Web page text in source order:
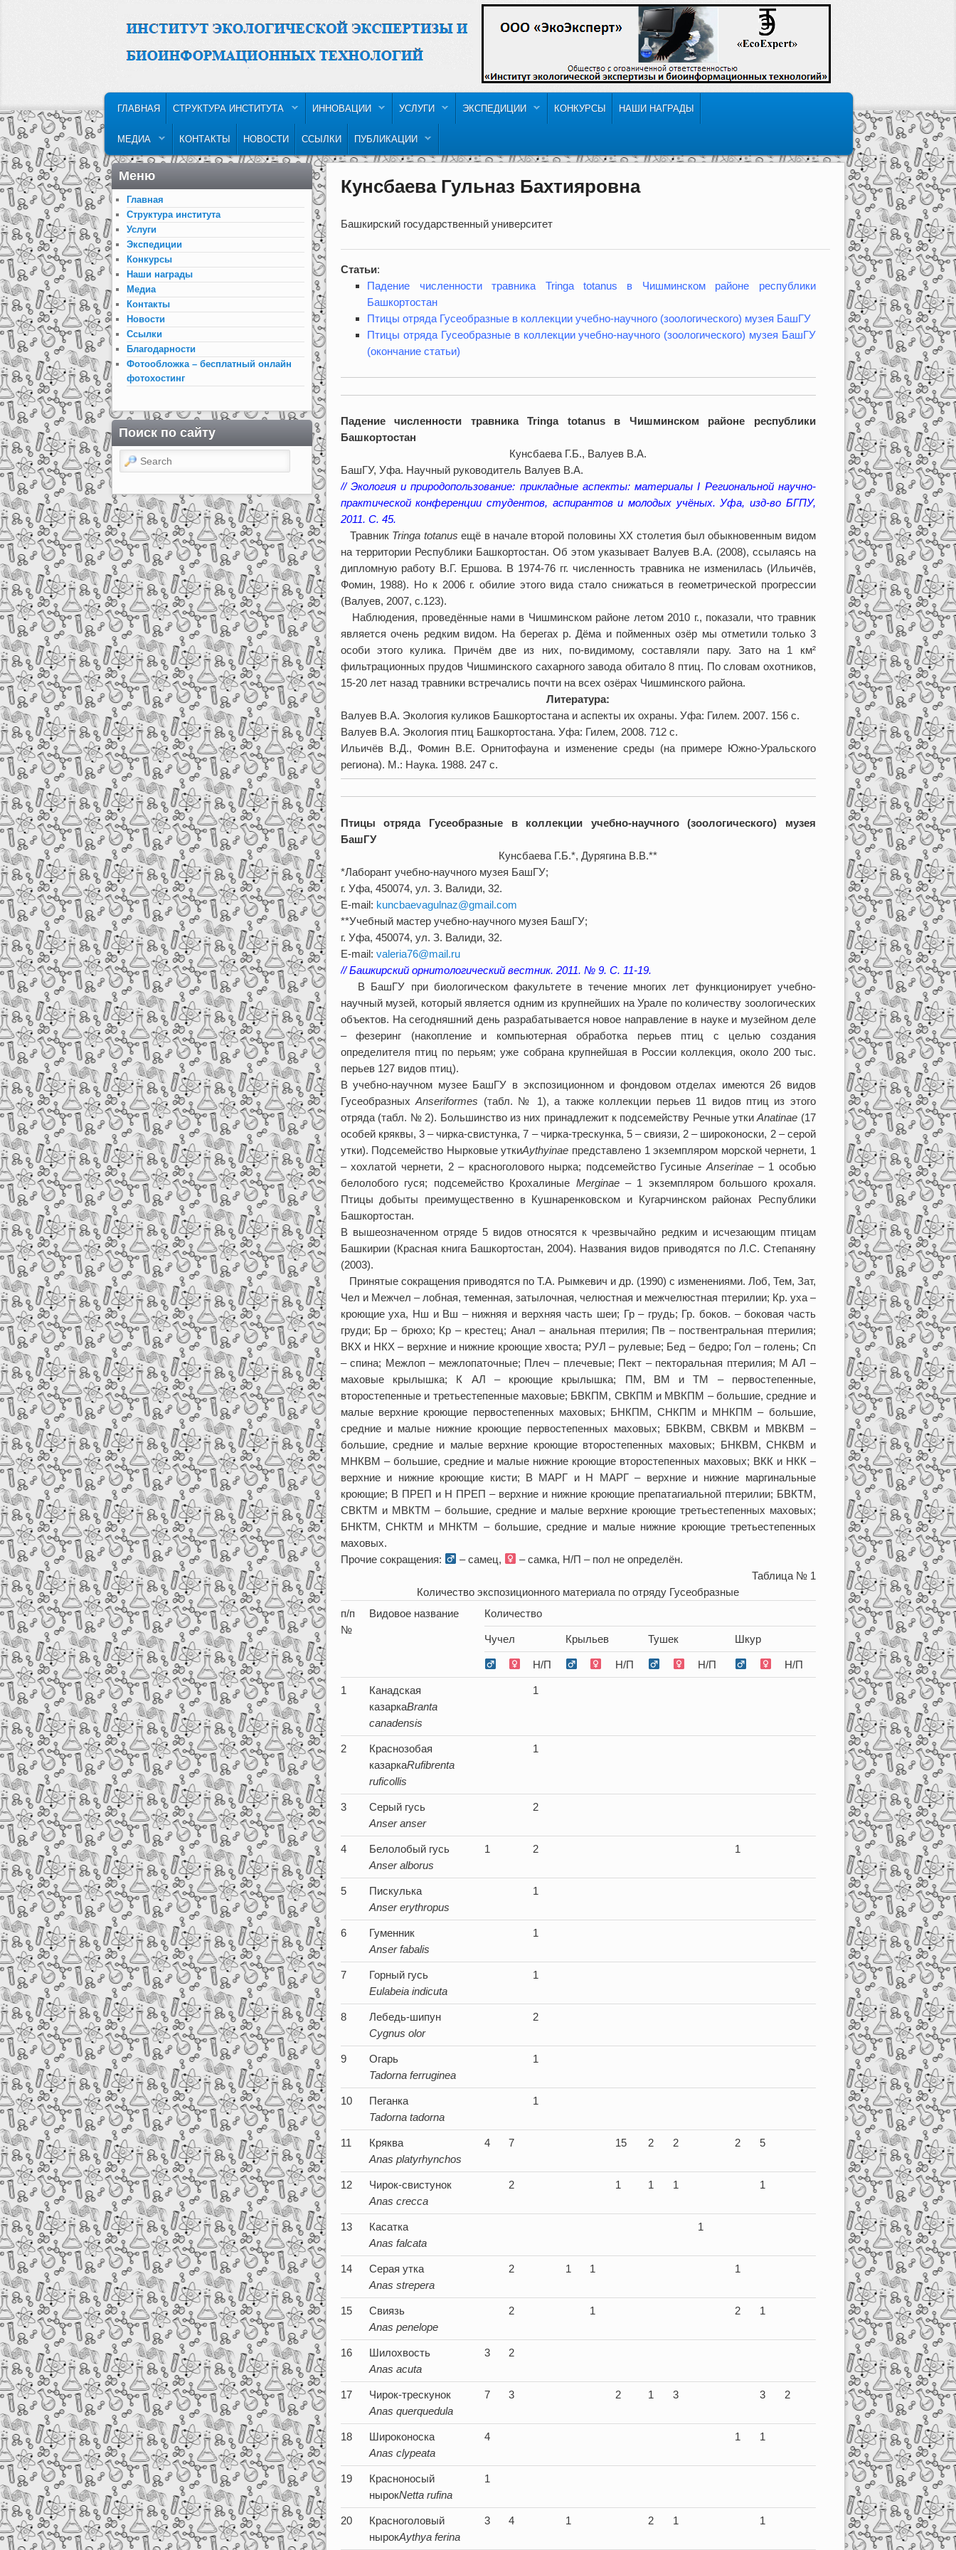
SKIP TO PRIMARY CONTENT
SKIP TO SECONDARY CONTENT
ГЛАВНАЯ СТРУКТУРА ИНСТИТУТА ИННОВАЦИИ УСЛУГИ ЭКСПЕДИЦИИ КОНКУРСЫ НАШИ НАГРАДЫ
МЕДИА КОНТАКТЫ НОВОСТИ ССЫЛКИ ПУБЛИКАЦИИ
Кунсбаева Гульназ Бахтияровна
Башкирский государственный университет
Статьи:
Падение численности травника Tringa totanus в Чишминском районе республики
Башкортостан
Птицы отряда Гусеобразные в коллекции учебно-научного (зоологического) музея БашГУ
Птицы отряда Гусеобразные в коллекции учебно-научного (зоологического) музея БашГУ
(окончание статьи)
Падение численности травника Tringa totanus в Чишминском районе республики
Башкортостан
Кунсбаева Г.Б., Валуев В.А.
БашГУ, Уфа. Научный руководитель Валуев В.А.
// Экология и природопользование: прикладные аспекты: материалы I Региональной научно-
практической конференции студентов, аспирантов и молодых учёных. Уфа, изд-во БГПУ,
2011. С. 45.
Травник Tringa totanus ещё в начале второй половины XX столетия был обыкновенным видом
на территории Республики Башкортостан. Об этом указывает Валуев В.А. (2008), ссылаясь на
дипломную работу В.Г. Ершова. В 1974-76 гг. численность травника не изменилась (Ильичёв,
Фомин, 1988). Но к 2006 г. обилие этого вида стало снижаться в геометрической прогрессии
(Валуев, 2007, с.123).
Наблюдения, проведённые нами в Чишминском районе летом 2010 г., показали, что травник
является очень редким видом. На берегах р. Дёма и пойменных озёр мы отметили только 3
особи этого кулика. Причём две из них, по-видимому, составляли пару. Зато на 1 км²
фильтрационных прудов Чишминского сахарного завода обитало 8 птиц. По словам охотников,
15-20 лет назад травники встречались почти на всех озёрах Чишминского района.
Литература:
Валуев В.А. Экология куликов Башкортостана и аспекты их охраны. Уфа: Гилем. 2007. 156 с.
Валуев В.А. Экология птиц Башкортостана. Уфа: Гилем, 2008. 712 с.
Ильичёв В.Д., Фомин В.Е. Орнитофауна и изменение среды (на примере Южно-Уральского
региона). М.: Наука. 1988. 247 с.
Птицы отряда Гусеобразные в коллекции учебно-научного (зоологического) музея
БашГУ
Кунсбаева Г.Б.*, Дурягина В.В.**
*Лаборант учебно-научного музея БашГУ;
г. Уфа, 450074, ул. З. Валиди, 32.
E-mail: kuncbaevagulnaz@gmail.com
**Учебный мастер учебно-научного музея БашГУ;
г. Уфа, 450074, ул. З. Валиди, 32.
E-mail: valeria76@mail.ru
// Башкирский орнитологический вестник. 2011. № 9. С. 11-19.
В БашГУ при биологическом факультете в течение многих лет функционирует учебно-
научный музей, который является одним из крупнейших на Урале по количеству зоологических
объектов. На сегодняшний день разрабатывается новое направление в науке и музейном деле
– фезеринг (накопление и компьютерная обработка перьев птиц с целью создания
определителя птиц по перьям; уже собрана крупнейшая в России коллекция, около 200 тыс.
перьев 127 видов птиц).
В учебно-научном музее БашГУ в экспозиционном и фондовом отделах имеются 26 видов
ГусеобразныхAnseriformes (табл. № 1), а также коллекции перьев 11 видов птиц из этого
отряда (табл. № 2). Большинство из них принадлежит к подсемейству Речные уткиAnatinae (17
особей кряквы, 3 – чирка-свистунка, 7 – чирка-трескунка, 5 – свиязи, 2 – широконоски, 2 – серой
утки). Подсемейство Нырковые уткиAythyinae представлено 1 экземпляром морской чернети, 1
– хохлатой чернети, 2 – красноголового нырка; подсемейство ГусиныеAnserinae – 1 особью
белолобого гуся; подсемейство Крохалиные Merginae– 1 экземпляром большого крохаля.
Птицы добыты преимущественно в Кушнаренковском и Кугарчинском районах Республики
Башкортостан.
В вышеозначенном отряде 5 видов относятся к чрезвычайно редким и исчезающим птицам
Башкирии (Красная книга Башкортостан, 2004). Названия видов приводятся по Л.С. Степаняну
(2003).
Принятые сокращения приводятся по Т.А. Рымкевич и др. (1990) с изменениями. Лоб, Тем, Зат,
Чел и Межчел – лобная, теменная, затылочная, челюстная и межчелюстная птерилии; Кр. уха –
кроющие уха, Нш и Вш – нижняя и верхняя часть шеи; Гр – грудь; Гр. боков. – боковая часть
груди; Бр – брюхо; Кр – крестец; Анал – анальная птерилия; Пв – поствентральная птерилия;
ВКХ и НКХ – верхние и нижние кроющие хвоста; РУЛ – рулевые; Бед – бедро; Гол – голень; Сп
– спина; Межлоп – межлопаточные; Плеч – плечевые; Пект – пекторальная птерилия; М АЛ –
маховые крылышка; К АЛ – кроющие крылышка; ПМ, ВМ и ТМ – первостепенные,
второстепенные и третьестепенные маховые; БВКПМ, СВКПМ и МВКПМ – большие, средние и
малые верхние кроющие первостепенных маховых; БНКПМ, СНКПМ и МНКПМ – большие,
средние и малые нижние кроющие первостепенных маховых; БВКВМ, СВКВМ и МВКВМ –
большие, средние и малые верхние кроющие второстепенных маховых; БНКВМ, СНКВМ и
МНКВМ – большие, средние и малые нижние кроющие второстепенных маховых; ВКК и НКК –
верхние и нижние кроющие кисти; В МАРГ и Н МАРГ – верхние и нижние маргинальные
кроющие; В ПРЕП и Н ПРЕП – верхние и нижние кроющие препатагиальной птерилии; БВКТМ,
СВКТМ и МВКТМ – большие, средние и малые верхние кроющие третьестепенных маховых;
БНКТМ, СНКТМ и МНКТМ – большие, средние и малые нижние кроющие третьестепенных
маховых.
Прочие сокращения:
– самец,
– самка, Н/П – пол не определён.
Таблица № 1
Количество экспозиционного материала по отряду Гусеобразные
п/п
№
Видовое название Количество
Чучел Крыльев Тушек Шкур
Н/П Н/П Н/П Н/П
1
Канадская
казаркаBranta
сanadensis
1
2
Краснозобая
казаркаRufibrenta
ruficollis
1
3
Серый гусь
Anser anser
2
4
Белолобый гусь
Anser alborus
1 2 1
5
Пискулька
Anser erythropus
1
6
Гуменник
Anser fabalis
1
7
Горный гусь
Eulabeia indicuta
1
8
Лебедь-шипун
Cygnus olor
2
9
Огарь
Tadorna ferruginea
1
10
Пеганка
Tadorna tadorna
1
11
Кряква
Anas platyrhynchos
4 7 15 2 2 2 5
12
Чирок-свистунок
Anas crecca
2 1 1 1 1
13
Касатка
Anas falcata
1
14
Серая утка
Anas strepera
2 1 1 1
15
Свиязь
Anas penelope
2 1 2 1
16
Шилохвость
Anas acuta
3 2
17
Чирок-трескунок
Anas querquedula
7 3 2 1 3 3 2
18
Широконоска
Anas clypeata
4 1 1
19
Красноносый
нырокNetta rufina
1
20
Красноголовый
нырокAythya ferina
3 4 1 2 1 1
Меню
Главная
Структура института
Услуги
Экспедиции
Конкурсы
Наши награды
Медиа
Контакты
Новости
Ссылки
Благодарности
Фотообложка – бесплатный онлайн
фотохостинг
Поиск по сайту
Search